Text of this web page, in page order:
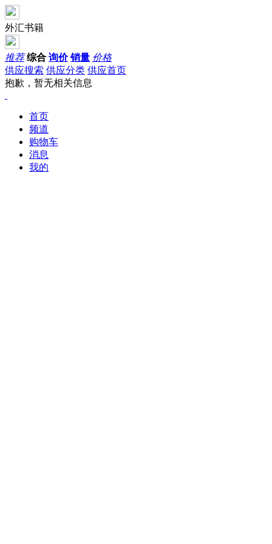
外汇书籍
推荐 综合 询价 销量 价格
供应搜索 供应分类 供应首页
抱歉，暂无相关信息
首页
频道
购物车
消息
我的